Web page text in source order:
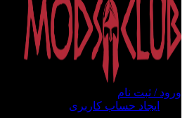
ورود / ثبت نام
ایجاد حساب کاربری